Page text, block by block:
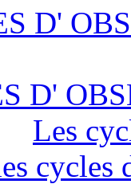
D'
D'
Les
cycles